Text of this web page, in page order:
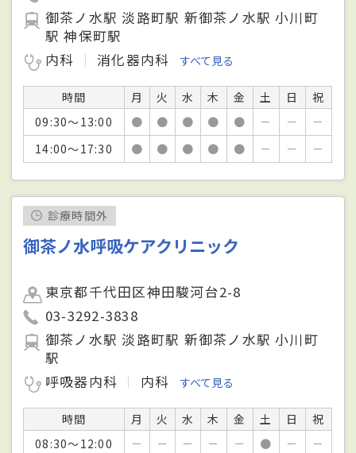
御茶ノ水駅 淡路町駅 新御茶ノ水駅 小川町
駅 神保町駅
内科
消化器内科 すべて見る
時間 月 火 水 木 金 土 日
祝
09:30～13:00
● ● ● ● ● － －
－
14:00～17:30
● ● ● ● ● － － －
診療時間外
御茶ノ水呼吸ケアクリニック
東京都千代田区神田駿河台2-8
03-3292-3838
御茶ノ水駅 淡路町駅 新御茶ノ水駅 小川町
駅
呼吸器内科
内科 すべて見る
時間 月 火 水 木 金 土 日
祝
08:30～12:00
－ － － － － ● －
－